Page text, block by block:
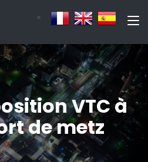
VTC à
de metz